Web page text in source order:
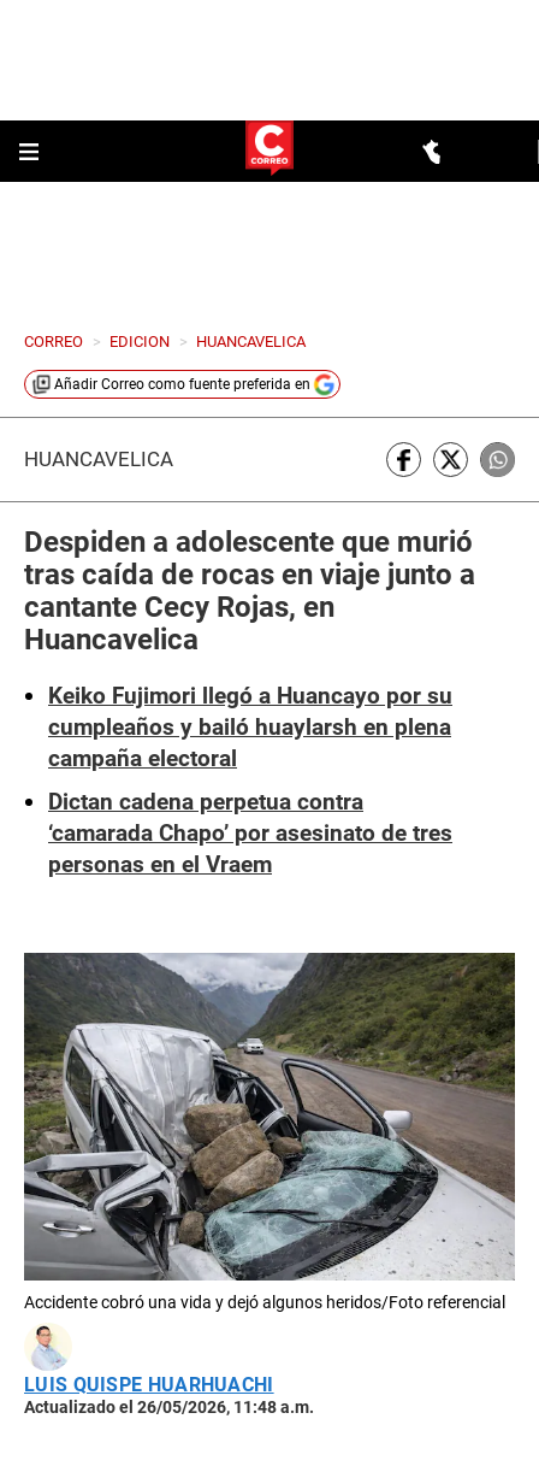
CORREO > EDICION > HUANCAVELICA
Añadir Correo como fuente preferida en
HUANCAVELICA
Despiden a adolescente que murió
tras caída de rocas en viaje junto a
cantante Cecy Rojas, en
Huancavelica
Keiko Fujimori llegó a Huancayo por su
cumpleaños y bailó huaylarsh en plena
campaña electoral
Dictan cadena perpetua contra
‘camarada Chapo’ por asesinato de tres
personas en el Vraem
Accidente cobró una vida y dejó algunos heridos/Foto referencial
LUIS QUISPE HUARHUACHI
Actualizado el 26/05/2026, 11:48 a.m.